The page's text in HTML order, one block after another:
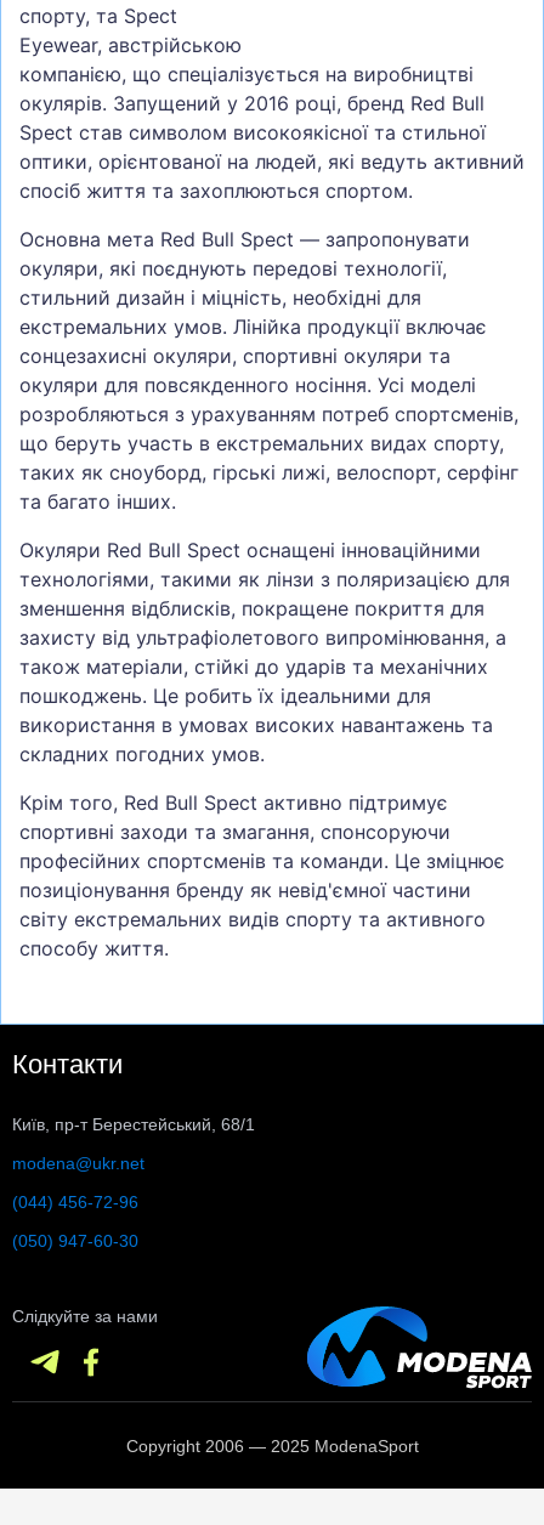
спорту, та Spect
Eyewear, австрійською
компанією, що спеціалізується на виробництві
окулярів. Запущений у 2016 році, бренд Red Bull
Spect став символом високоякісної та стильної
оптики, орієнтованої на людей, які ведуть активний
спосіб життя та захоплюються спортом.
Основна мета Red Bull Spect — запропонувати
окуляри, які поєднують передові технології,
стильний дизайн і міцність, необхідні для
екстремальних умов. Лінійка продукції включає
сонцезахисні окуляри, спортивні окуляри та
окуляри для повсякденного носіння. Усі моделі
розробляються з урахуванням потреб спортсменів,
що беруть участь в екстремальних видах спорту,
таких як сноуборд, гірські лижі, велоспорт, серфінг
та багато інших.
Окуляри Red Bull Spect оснащені інноваційними
технологіями, такими як лінзи з поляризацією для
зменшення відблисків, покращене покриття для
захисту від ультрафіолетового випромінювання, а
також матеріали, стійкі до ударів та механічних
пошкоджень. Це робить їх ідеальними для
використання в умовах високих навантажень та
складних погодних умов.
Крім того, Red Bull Spect активно підтримує
спортивні заходи та змагання, спонсоруючи
професійних спортсменів та команди. Це зміцнює
позиціонування бренду як невід'ємної частини
світу екстремальних видів спорту та активного
способу життя.
Контакти
Київ, пр-т Берестейський, 68/1
modena@ukr.net
(044) 456-72-96
(050) 947-60-30
Слідкуйте за нами
Copyright 2006 — 2025 ModenaSport